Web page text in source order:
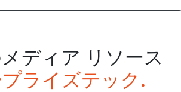
ディア リソース
ライズテック.